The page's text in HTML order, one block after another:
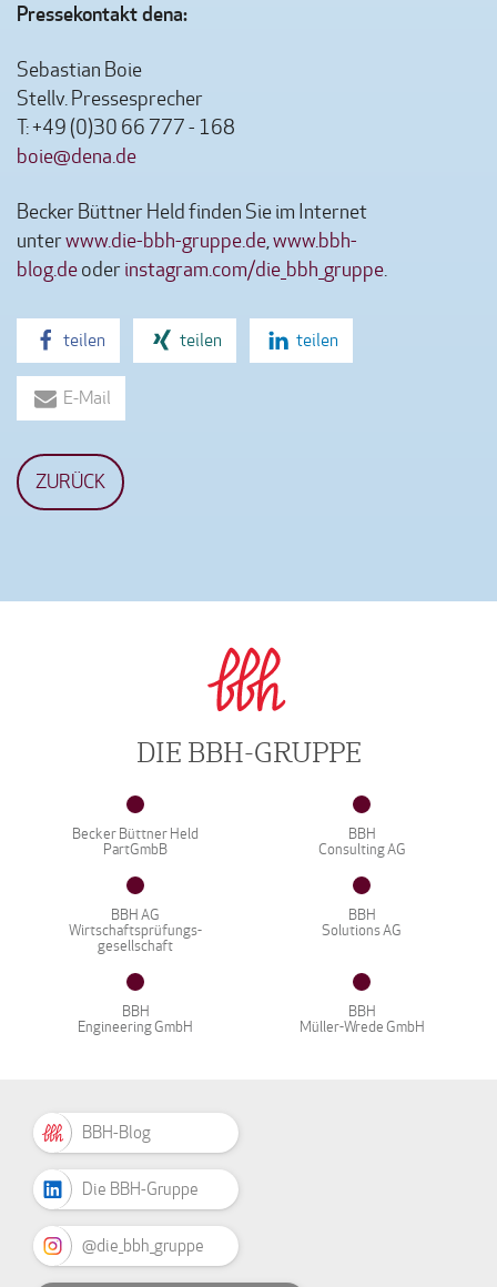
Pressekontakt dena:
Sebastian Boie
Stellv. Pressesprecher
T: +49 (0)30 66 777 - 168
boie@dena.de
Becker Büttner Held finden Sie im Internet
unterwww.die-bbh-gruppe.de,www.bbh-
blog.deoderinstagram.com/die_bbh_gruppe.
teilen teilen teilen
E-Mail
ZURÜCK
DIE BBH-GRUPPE
Becker Büttner Held
PartGmbB
BBH
Consulting AG
BBH AG
Wirtschaftsprüfungs-
gesellschaft
BBH
Solutions AG
BBH
Engineering GmbH
BBH
Müller-Wrede GmbH
BBH-Blog
Die BBH-Gruppe
@die_bbh_gruppe